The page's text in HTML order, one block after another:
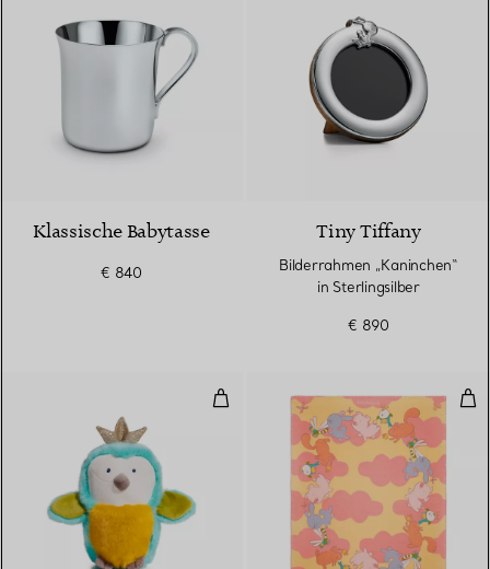
Klassische Babytasse
€ 840
Tiny Tiffany
Bilderrahmen „Kaninchen“
in Sterlingsilber
€ 890
Stofftier „Vogelbaby“ aus